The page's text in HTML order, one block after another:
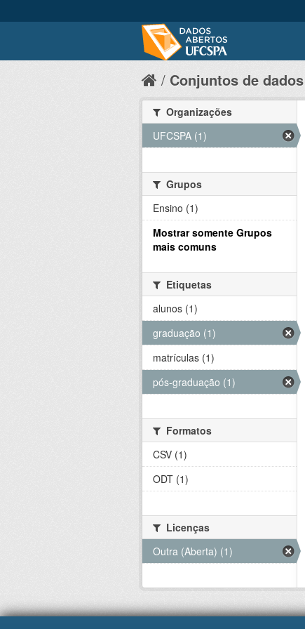
Conjuntos de dados
Organizações
UFCSPA (1)
Grupos
Ensino (1)
Mostrar somente Grupos
mais comuns
Etiquetas
alunos (1)
graduação (1)
matrículas (1)
pós-graduação (1)
Formatos
CSV (1)
ODT (1)
Licenças
Outra (Aberta) (1)